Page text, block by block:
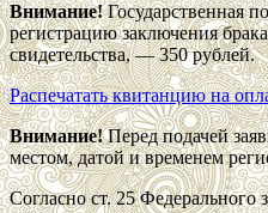
Внимание!Государственная
регистрацию заключения
свидетельства, — 350 рублей.
Распечатать квитанцию на
Внимание!Перед подачей
местом, датой и временем
Согласно ст. 25